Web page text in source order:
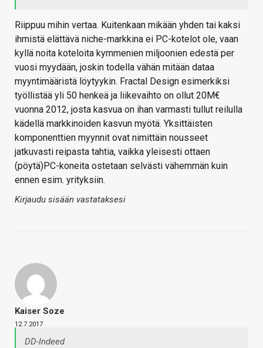
Riippuu mihin vertaa. Kuitenkaan mikään yhden tai kaksi
ihmistä elättävä niche-markkina ei PC-kotelot ole, vaan
kyllä noita koteloita kymmenien miljoonien edestä per
vuosi myydään, joskin todella vähän mitään dataa
myyntimääristä löytyykin. Fractal Design esimerkiksi
työllistää yli 50 henkeä ja liikevaihto on ollut 20M€
vuonna 2012, josta kasvua on ihan varmasti tullut reilulla
kädellä markkinoiden kasvun myötä. Yksittäisten
komponenttien myynnit ovat nimittäin nousseet
jatkuvasti reipasta tahtia, vaikka yleisesti ottaen
(pöytä)PC-koneita ostetaan selvästi vähemmän kuin
ennen esim. yrityksiin.
Kirjaudu sisään vastataksesi
Kaiser Soze
12.7.2017
DD-Indeed